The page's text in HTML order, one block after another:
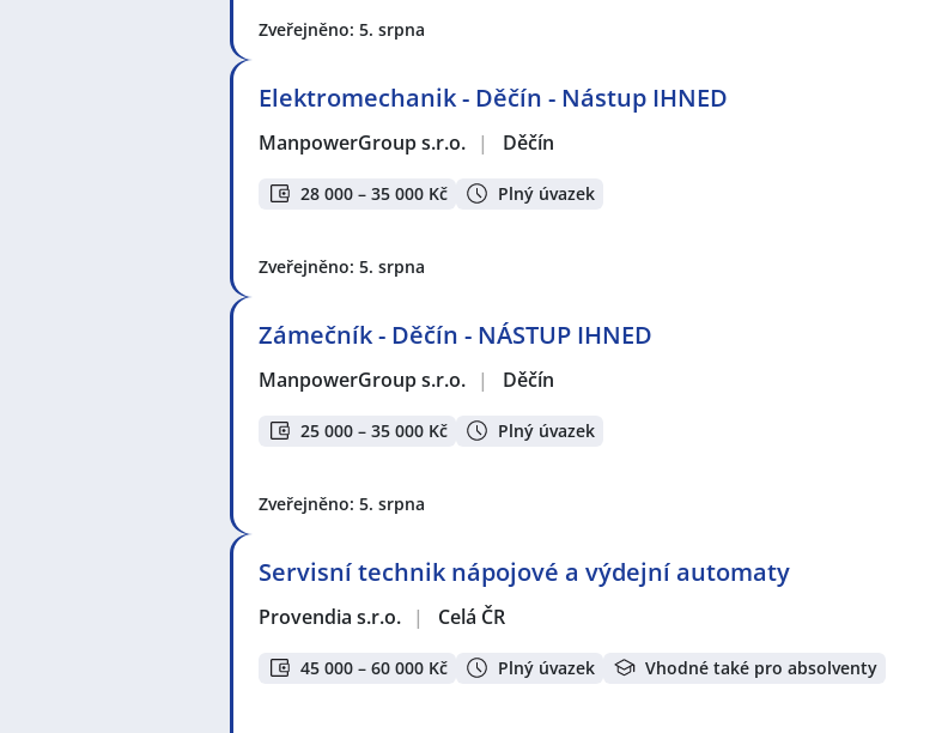
Zveřejněno: 5. srpna
Elektromechanik - Děčín - Nástup IHNED
ManpowerGroup s.r.o. | Děčín
28 000 – 35 000 Kč Plný úvazek
Zveřejněno: 5. srpna
Zámečník - Děčín - NÁSTUP IHNED
ManpowerGroup s.r.o. | Děčín
25 000 – 35 000 Kč Plný úvazek
Zveřejněno: 5. srpna
Servisní technik nápojové a výdejní automaty
Provendia s.r.o. | Celá ČR
45 000 – 60 000 Kč Plný úvazek Vhodné také pro absolventy